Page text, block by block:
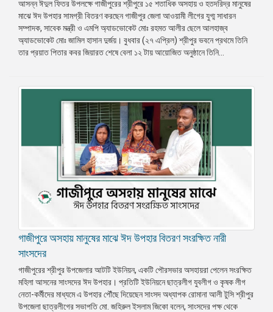
আসন্ন ঈদুল ফিতর উপলক্ষে গাজীপুরের শ্রীপুরে ১৫ শতাধিক অসহায় ও হতদরিদ্র মানুষের
মাঝে ঈদ উপহার সামগ্রী বিতরণ করছেন গাজীপুর জেলা আওয়ামী লীগের যুগ্ম সাধারন
সম্পাদক, সাবেক মন্ত্রী ও এমপি অ্যাডভোকেট মোঃ রহমত আলীর ছেলে আলহাজ্ব
অ্যাডভোকেট মোঃ জামিল হাসান দুর্জয়। বুধবার (২৭ এপ্রিল) শ্রীপুর ভবনে প্রথমে তিনি
তার প্রয়াত পিতার কবর জিয়ারত শেষে বেলা ১২ টায় আয়োজিত অনুষ্ঠানে তিনি...
গাজীপুরে অসহায় মানুষের মাঝে ঈদ উপহার বিতরণ সংরক্ষিত নারী
সাংসদের
গাজীপুরের শ্রীপুর উপজেলার আটটি ইউনিয়ন, একটি পৌরসভার অসহায়রা পেলেন সংরক্ষিত
মহিলা আসনের সাংসদের ঈদ উপহার। প্রতিটি ইউনিয়নে ছাত্রলীগ যুবলীগ ও কৃষক লীগ
নেতা-কর্মীদের মাধ্যমে এ উপহার পৌঁছে দিয়েছেন সাংসদ অধ্যাপক রোমানা আলী টুসি শ্রীপুর
উপজেলা ছাত্রলীগের সভাপতি মো. জহিরুল ইসলাম জিকো বলেন, সাংসদের পক্ষ থেকে